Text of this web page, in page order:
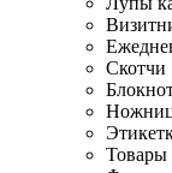
Скотчи
Товары